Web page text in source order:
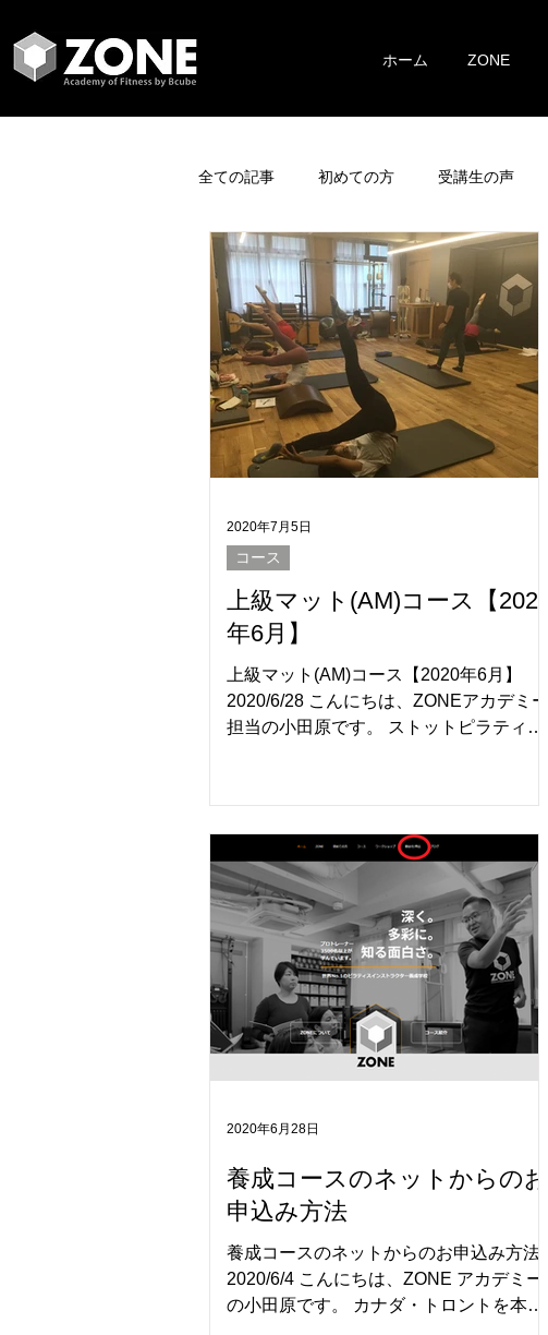
ホーム ZONE
全ての記事 初めての方 受講生の声
上級マット(AM)コース【2020
年6月】
上級マット(AM)コース【2020年6月】
2020/6/28 こんにちは、ZONEアカデミー
担当の小田原です。 ストットピラティス
級マット)コース。...
コース
2020年7月5日
養成コースのネットからのお
申込み方法
養成コースのネットからのお申込み方法
2020/6/4 こんにちは、ZONE アカデミー
の小田原です。 カナダ・トロントを本部
2020年6月28日